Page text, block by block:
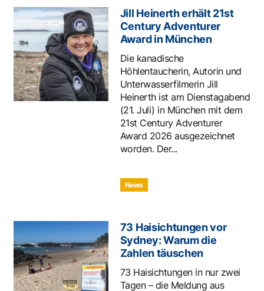
Jill Heinerth erhält 21st
Century Adventurer
Award in München
Die kanadische
Höhlentaucherin, Autorin und
Unterwasserfilmerin Jill
Heinerth ist am Dienstagabend
(21. Juli) in München mit dem
21st Century Adventurer
Award 2026 ausgezeichnet
worden. Der...
News
73 Haisichtungen vor
Sydney: Warum die
Zahlen täuschen
73 Haisichtungen in nur zwei
Tagen – die Meldung aus